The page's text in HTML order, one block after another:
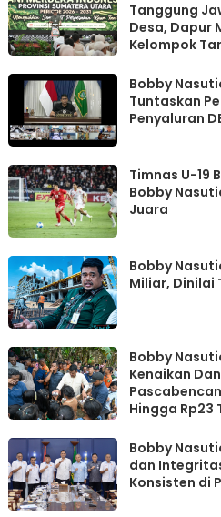
Tanggung
Desa, Dapur
Kelompok
Bobby
Tuntaskan
Penyaluran
Timnas U-19
Bobby
Juara
Bobby
Miliar, Dinilai
Bobby
Kenaikan
Hingga Rp23
Bobby
dan Integritas Atlet,
Konsisten di